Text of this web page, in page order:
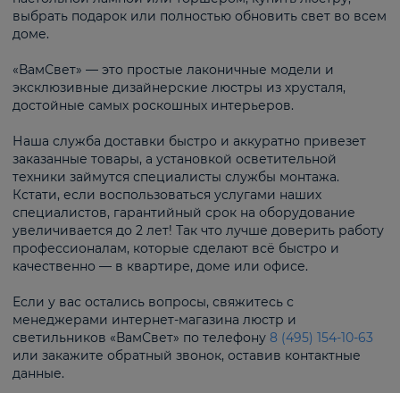
выбрать подарок или полностью обновить свет во всем
доме.
«ВамСвет» — это простые лаконичные модели и
эксклюзивные дизайнерские люстры из хрусталя,
достойные самых роскошных интерьеров.
Наша служба доставки быстро и аккуратно привезет
заказанные товары, а установкой осветительной
техники займутся специалисты службы монтажа.
Кстати, если воспользоваться услугами наших
специалистов, гарантийный срок на оборудование
увеличивается до 2 лет! Так что лучше доверить работу
профессионалам, которые сделают всё быстро и
качественно — в квартире, доме или офисе.
Если у вас остались вопросы, свяжитесь с
менеджерами интернет-магазина люстр и
светильников «ВамСвет» по телефону 8 (495) 154-10-63
или закажите обратный звонок, оставив контактные
данные.